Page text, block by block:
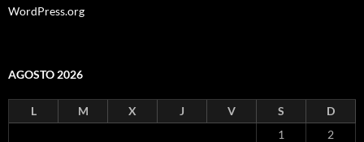
WordPress.org
AGOSTO 2026
L M X J V S
D
1
2